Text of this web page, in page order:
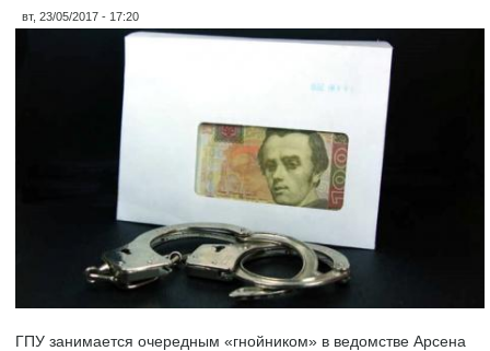
вт, 23/05/2017 - 17:20
ГПУ занимается очередным «гнойником» в ведомстве Арсена